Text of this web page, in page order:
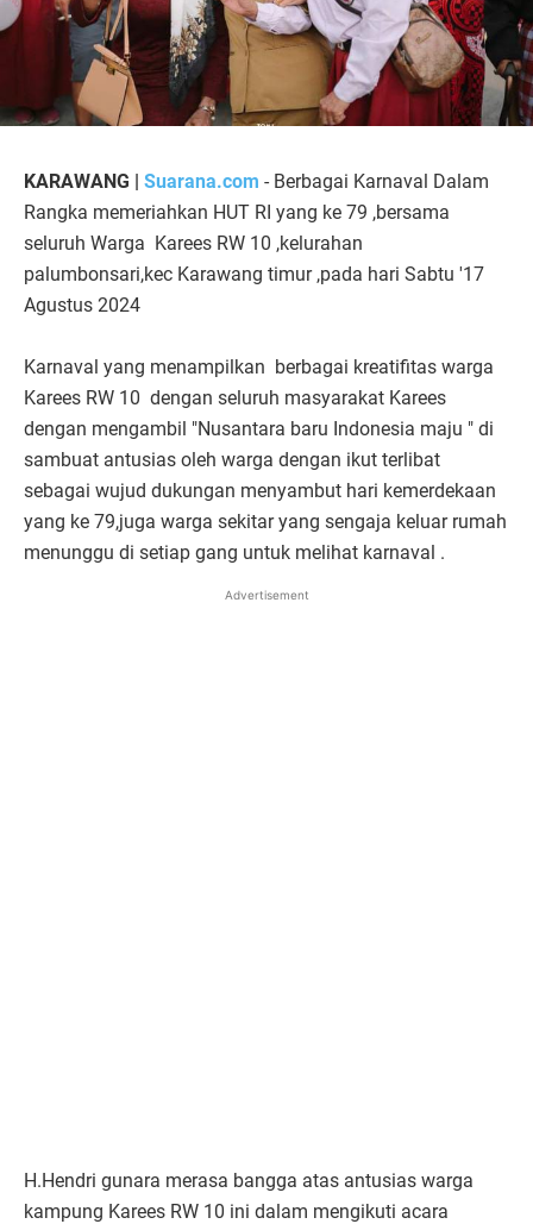
KARAWANG | Suarana.com - Berbagai Karnaval Dalam
Rangka memeriahkan HUT RI yang ke 79 ,bersama
seluruh Warga Karees RW 10 ,kelurahan
palumbonsari,kec Karawang timur ,pada hari Sabtu '17
Agustus 2024
Karnaval yang menampilkan berbagai kreatifitas warga
Karees RW 10 dengan seluruh masyarakat Karees
dengan mengambil "Nusantara baru Indonesia maju " di
sambuat antusias oleh warga dengan ikut terlibat
sebagai wujud dukungan menyambut hari kemerdekaan
yang ke 79,juga warga sekitar yang sengaja keluar rumah
menunggu di setiap gang untuk melihat karnaval .
Advertisement
H.Hendri gunara merasa bangga atas antusias warga
kampung Karees RW 10 ini dalam mengikuti acara